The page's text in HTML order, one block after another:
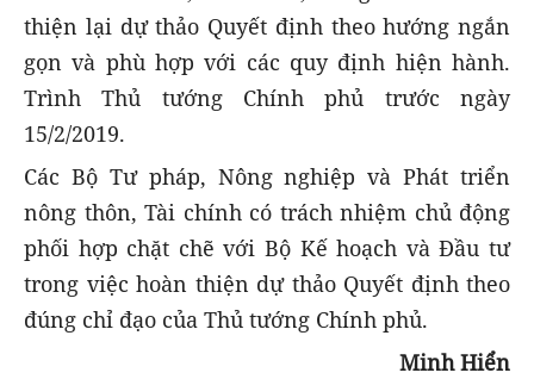
thiện lại dự thảo Quyết định theo hướng ngắn
gọn và phù hợp với các quy định hiện hành.
Trình Thủ tướng Chính phủ trước ngày
15/2/2019.
Các Bộ Tư pháp, Nông nghiệp và Phát triển
nông thôn, Tài chính có trách nhiệm chủ động
phối hợp chặt chẽ với Bộ Kế hoạch và Đầu tư
trong việc hoàn thiện dự thảo Quyết định theo
đúng chỉ đạo của Thủ tướng Chính phủ.
Minh Hiển